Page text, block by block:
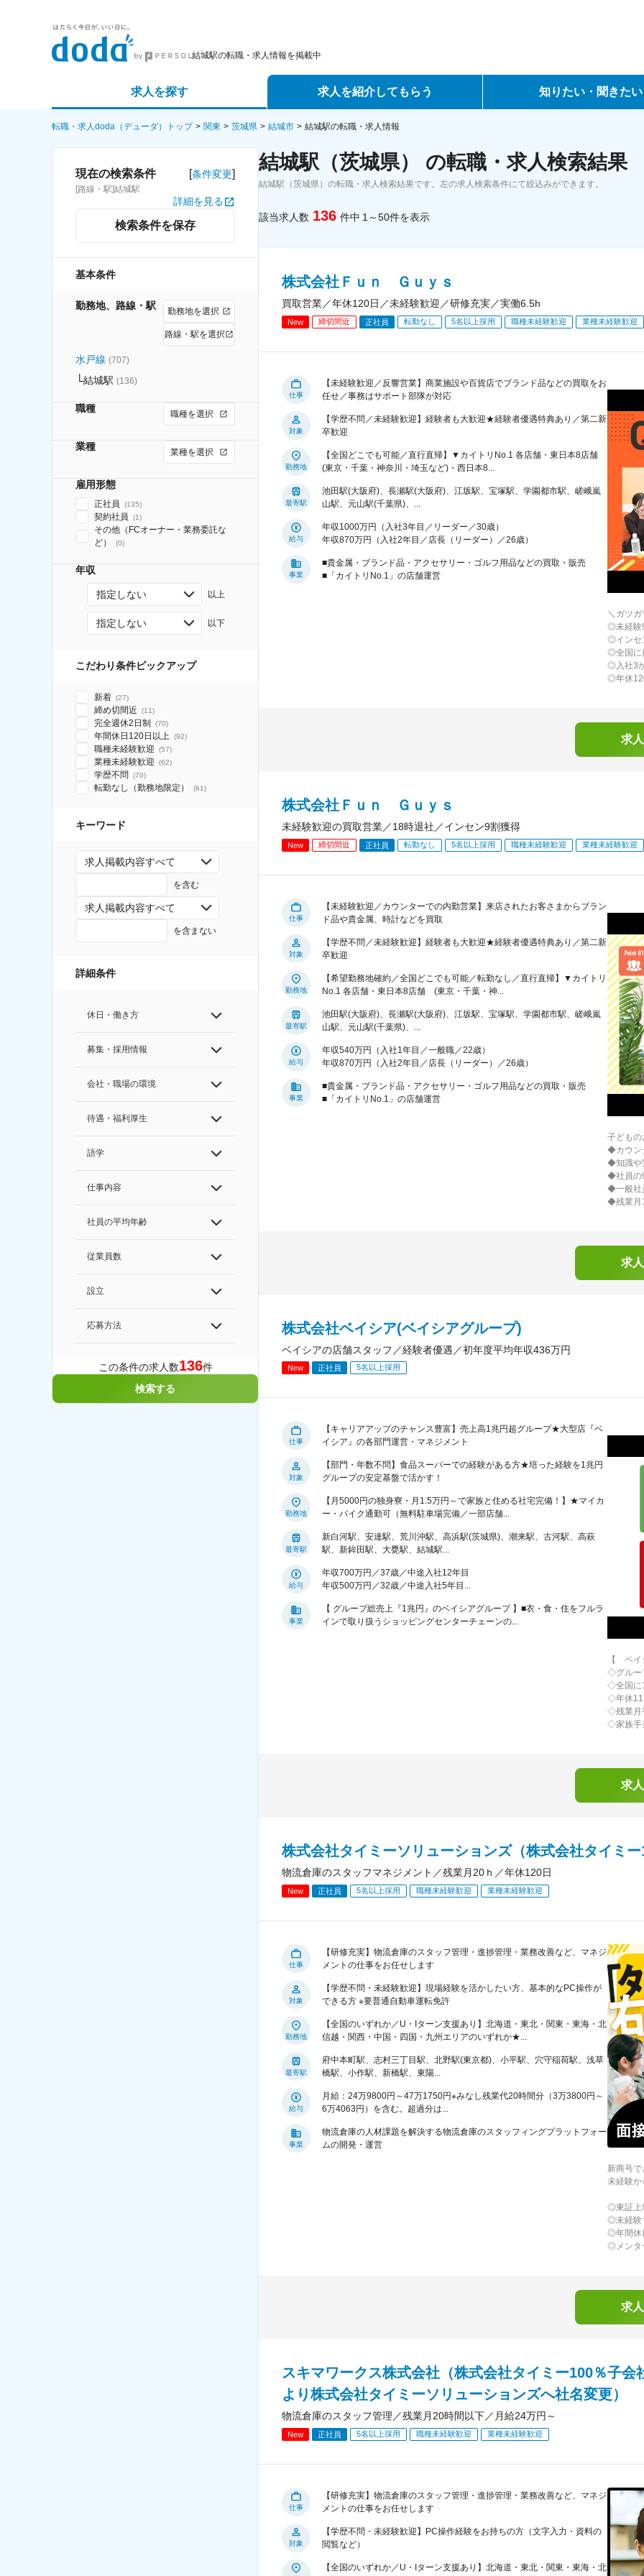
結城駅の転職・求人情報を掲載中
求人を探す
詳細条件から探す
求人特集から探す
求人を紹介してもらう
エージェントサービス
スカウトサービス
知りたい・聞きたい
データで見る転職
転職・求人doda（デューダ）トップ 関東 茨城県 結城市 結城駅の転職・求人情報
現在の検索条件 [条件変更]
[路線・駅]結城駅
詳細を見る
検索条件を保存
基本条件
勤務地、路線・駅 勤務地を選択
路線・駅を選択
水戸線 (707)
結城駅 (136)
職種 職種を選択
業種 業種を選択
雇用形態
正社員 (135)
契約社員 (1)
その他（FCオーナー・業務委託な
ど）
(0)
年収
指定しない 以上
指定しない 以下
こだわり条件ピックアップ
新着 (27)
締め切間近 (11)
完全週休2日制 (70)
年間休日120日以上 (92)
職種未経験歓迎 (57)
業種未経験歓迎 (62)
学歴不問 (70)
転勤なし（勤務地限定） (61)
キーワード
求人掲載内容すべて
を含む
求人掲載内容すべて
を含まない
詳細条件
休日・働き方
募集・採用情報
会社・職場の環境
待遇・福利厚生
語学
仕事内容
社員の平均年齢
従業員数
設立
応募方法
この条件の求人数136件
検索する
結城駅（茨城県） の転職・求人検索結果
結城駅（茨城県）の転職・求人検索結果です。左の求人検索条件にて絞込みができます。
該当求人数 136 件中 1～50件を表示
株式会社Ｆｕｎ Ｇｕｙｓ
買取営業／年休120日／未経験歓迎／研修充実／実働6.5h
New 締切間近 正社員 転勤なし 5名以上採用 職種未経験歓迎 業種未経験歓迎
仕事
【未経験歓迎／反響営業】商業施設や百貨店でブランド品などの買取をお
任せ／事務はサポート部隊が対応
対象
【学歴不問／未経験歓迎】経験者も大歓迎★経験者優遇特典あり／第二新
卒歓迎
勤務地
【全国どこでも可能／直行直帰】▼カイトリNo.1 各店舗・東日本8店舗
(東京・千葉・神奈川・埼玉など)・西日本8...
最寄駅
池田駅(大阪府)、長瀬駅(大阪府)、江坂駅、宝塚駅、学園都市駅、嵯峨嵐
山駅、元山駅(千葉県)、...
給与
年収1000万円（入社3年目／リーダー／30歳）
年収870万円（入社2年目／店長（リーダー）／26歳）
事業
■貴金属・ブランド品・アクセサリー・ゴルフ用品などの買取・販売
■「カイトリNo.1」の店舗運営
＼ガツ
◎未経験
◎インセ
◎全国に
◎入社3
◎年休
求
株式会社Ｆｕｎ Ｇｕｙｓ
未経験歓迎の買取営業／18時退社／インセン9割獲得
New 締切間近 正社員 転勤なし 5名以上採用 職種未経験歓迎 業種未経験歓迎
仕事
【未経験歓迎／カウンターでの内勤営業】来店されたお客さまからブラン
ド品や貴金属、時計などを買取
対象
【学歴不問／未経験歓迎】経験者も大歓迎★経験者優遇特典あり／第二新
卒歓迎
勤務地
【希望勤務地確約／全国どこでも可能／転勤なし／直行直帰】▼カイトリ
No.1 各店舗・東日本8店舗 (東京・千葉・神...
最寄駅
池田駅(大阪府)、長瀬駅(大阪府)、江坂駅、宝塚駅、学園都市駅、嵯峨嵐
山駅、元山駅(千葉県)、...
給与
年収540万円（入社1年目／一般職／22歳）
年収870万円（入社2年目／店長（リーダー）／26歳）
事業
■貴金属・ブランド品・アクセサリー・ゴルフ用品などの買取・販売
■「カイトリNo.1」の店舗運営
子どもの
◆カウン
◆知識や
◆社員の
◆一般社
◆残業月
求
株式会社ベイシア(ベイシアグループ)
ベイシアの店舗スタッフ／経験者優遇／初年度平均年収436万円
New 正社員 5名以上採用
仕事
【キャリアアップのチャンス豊富】売上高1兆円超グループ★大型店『ベ
イシア』の各部門運営・マネジメント
対象
【部門・年数不問】食品スーパーでの経験がある方★培った経験を1兆円
グループの安定基盤で活かす！
勤務地
【月5000円の独身寮・月1.5万円～で家族と住める社宅完備！】★マイカ
ー・バイク通勤可（無料駐車場完備／一部店舗...
最寄駅
新白河駅、安達駅、荒川沖駅、高浜駅(茨城県)、潮来駅、古河駅、高萩
駅、新鉾田駅、大甕駅、結城駅...
給与
年収700万円／37歳／中途入社12年目
年収500万円／32歳／中途入社5年目...
事業
【 グループ総売上『1兆円』のベイシアグループ 】■衣・食・住をフルラ
インで取り扱うショッピングセンターチェーンの...
【 ベイ
◇グルー
◇全国に
◇年休
◇残業月
◇家族手
求
株式会社タイミーソリューションズ（株式会社タイミ
物流倉庫のスタッフマネジメント／残業月20ｈ／年休120日
New 正社員 5名以上採用 職種未経験歓迎 業種未経験歓迎
仕事
【研修充実】物流倉庫のスタッフ管理・進捗管理・業務改善など、マネジ
メントの仕事をお任せします
対象
【学歴不問・未経験歓迎】現場経験を活かしたい方、基本的なPC操作が
できる方 ※要普通自動車運転免許
勤務地
【全国のいずれか／U・Iターン支援あり】北海道・東北・関東・東海・北
信越・関西・中国・四国・九州エリアのいずれか★...
最寄駅
府中本町駅、志村三丁目駅、北野駅(東京都)、小平駅、穴守稲荷駅、浅草
橋駅、小作駅、新橋駅、東陽...
給与
月給：24万9800円～47万1750円※みなし残業代20時間分（3万3800円～
6万4063円）を含む。超過分は...
事業
物流倉庫の人材課題を解決する物流倉庫のスタッフィングプラットフォー
ムの開発・運営
新商号
未経験か
◎東証上
◎未経験
◎年間休
◎メンタ
求
スキマワークス株式会社（株式会社タイミー100％子会
より株式会社タイミーソリューションズへ社名変更）
物流倉庫のスタッフ管理／残業月20時間以下／月給24万円～
New 正社員 5名以上採用 職種未経験歓迎 業種未経験歓迎
仕事
【研修充実】物流倉庫のスタッフ管理・進捗管理・業務改善など、マネジ
メントの仕事をお任せします
対象
【学歴不問・未経験歓迎】PC操作経験をお持ちの方（文字入力・資料の
閲覧など）
【全国のいずれか／U・Iターン支援あり】北海道・東北・関東・東海・北